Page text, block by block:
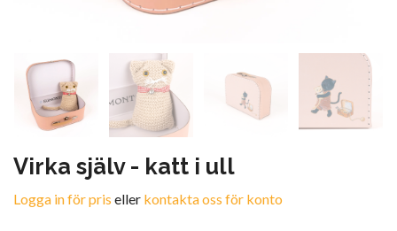
Virka själv - katt i ull
Logga in för pris eller kontakta oss för konto